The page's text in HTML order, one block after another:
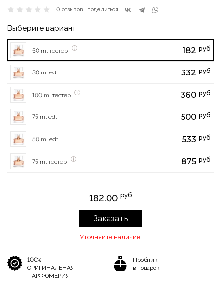
0 отзывов поделиться
Выберите вариант
50 ml тестер 182 руб
30 ml edt 332 руб
100 ml тестер 360 руб
75 ml edt 500 руб
50 ml edt 533 руб
75 ml тестер 875 руб
182.00 руб
Заказать
Уточняйте наличие!
100%
ОРИГИНАЛЬНАЯ
ПАРФЮМЕРИЯ
Пробник
в подарок!